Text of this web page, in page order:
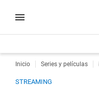
Inicio Series y películas
STREAMING